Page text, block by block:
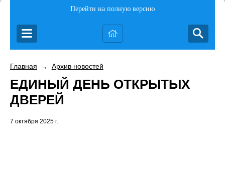
Перейти на полную версию
Главная → Архив новостей
ЕДИНЫЙ ДЕНЬ ОТКРЫТЫХ
ДВЕРЕЙ
7 октября 2025 г.